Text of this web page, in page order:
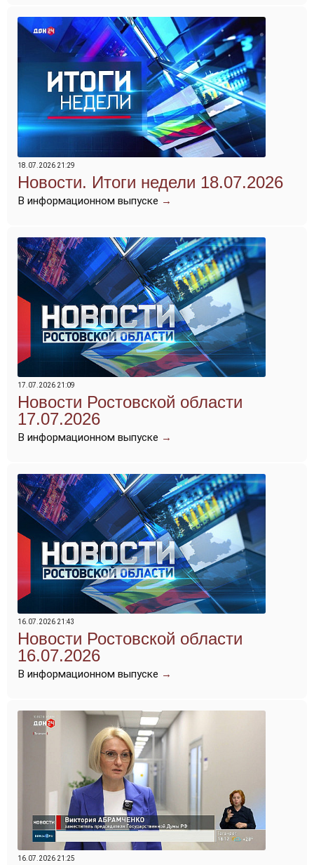
18.07.2026 21:29
Новости. Итоги недели 18.07.2026
В информационном выпуске →
17.07.2026 21:09
Новости Ростовской области
17.07.2026
В информационном выпуске →
16.07.2026 21:43
Новости Ростовской области
16.07.2026
В информационном выпуске →
16.07.2026 21:25